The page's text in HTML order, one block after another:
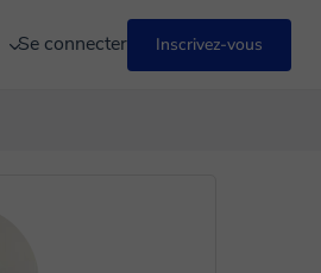
Se connecter Inscrivez-vous